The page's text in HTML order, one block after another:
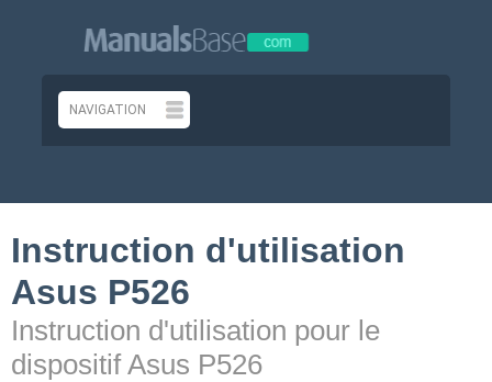
Instruction d'utilisation
Asus P526
Instruction d'utilisation pour le
dispositif Asus P526